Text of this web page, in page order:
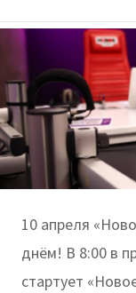
10 апреля
днём! В 8:00 в
стартует